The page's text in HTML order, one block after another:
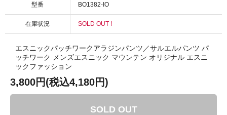
型番 BO1382-IO
在庫状況 SOLD OUT !
エスニックパッチワークアラジンパンツ／サルエルパンツ パ
ッチワーク メンズエスニック マウンテン オリジナル エスニ
ックファッション
3,800円(税込4,180円)
SOLD OUT